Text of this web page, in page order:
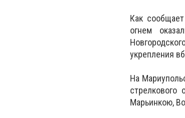
Как
огнем
укрепления
На
стрелкового
Марьинкою,